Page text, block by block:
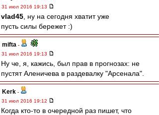
31 июл 2016 19:13
vlad45 , ну на сегодня хватит уже
пусть силы бережет :)
mifta -
31 июл 2016 19:13
Ну че, я, кажись, был прав в прогнозах: не
пустят Аленичева в раздевалку "Арсенала".
Kerk -
31 июл 2016 19:12
Когда кто-то в очередной раз пишет, что